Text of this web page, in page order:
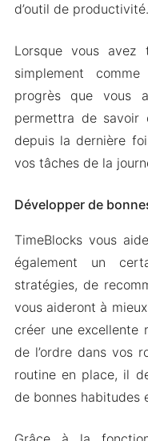
d’outil de productivité.
Lorsque vous avez
simplement
progrès que vous
permettra de savoir
depuis la dernière
vos tâches de la
Développer de
TimeBlocks vous
également un
stratégies, de
vous aideront à
créer une excellente
de l’ordre dans vos
routine en place, il
de bonnes habitudes